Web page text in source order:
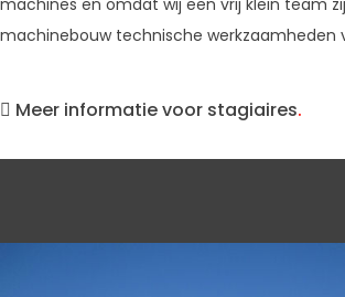
machinebouw technische werkzaamheden
Meer informatie voor stagiaires.